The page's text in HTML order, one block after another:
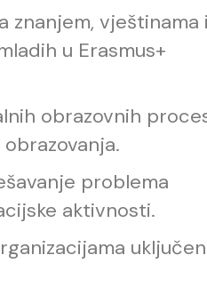
znanjem, vještinama i
u Erasmus+
obrazovnih
problema
aktivnosti.